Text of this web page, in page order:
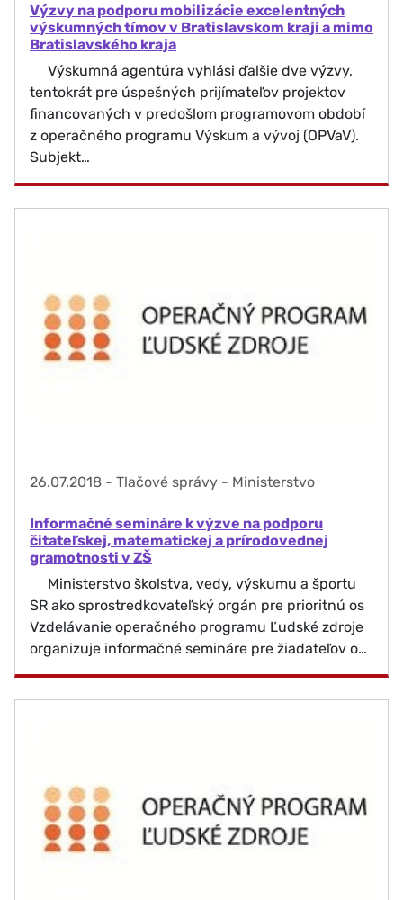
Výzvy na podporu mobilizácie excelentných
výskumných tímov v Bratislavskom kraji a mimo
Bratislavského kraja
Výskumná agentúra vyhlási ďalšie dve výzvy,
tentokrát pre úspešných prijímateľov projektov
financovaných v predošlom programovom období
z operačného programu Výskum a vývoj (OPVaV).
Subjekt…
26.07.2018 - Tlačové správy - Ministerstvo
Informačné semináre k výzve na podporu
čitateľskej, matematickej a prírodovednej
gramotnosti v ZŠ
Ministerstvo školstva, vedy, výskumu a športu
SR ako sprostredkovateľský orgán pre prioritnú os
Vzdelávanie operačného programu Ľudské zdroje
organizuje informačné semináre pre žiadateľov o…